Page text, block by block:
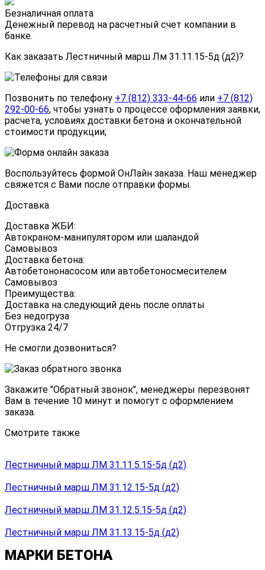
Безналичная оплата
Денежный перевод на расчетный счет компании в
банке.
Как заказать Лестничный марш Лм 31.11.15-5д (д2)?
Позвонить по телефону +7 (812) 333-44-66 или +7 (812)
292-00-66, чтобы узнать о процессе оформления заявки,
расчета, условиях доставки бетона и окончательной
стоимости продукции;
Воспользуйтесь формой ОнЛайн заказа. Наш менеджер
свяжется с Вами после отправки формы.
Доставка
Доставка ЖБИ:
Автокраном-манипулятором или шаландой
Самовывоз
Доставка бетона:
Автобетононасосом или автобетоносмесителем
Самовывоз
Преимущества:
Доставка на следующий день после оплаты
Без недогруза
Отгрузка 24/7
Не смогли дозвониться?
Закажите "Обратный звонок", менеджеры перезвонят
Вам в течение 10 минут и помогут с оформлением
заказа.
Смотрите также
Лестничный марш ЛМ 31.11.5.15-5д (д2)
Лестничный марш ЛМ 31.12.15-5д (д2)
Лестничный марш ЛМ 31.12.5.15-5д (д2)
Лестничный марш ЛМ 31.13.15-5д (д2)
МАРКИ БЕТОНА